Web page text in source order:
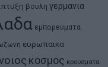
βουλη γερμανια
εμπορευματα
ευρωπαικα
κοσμος κρουσματα